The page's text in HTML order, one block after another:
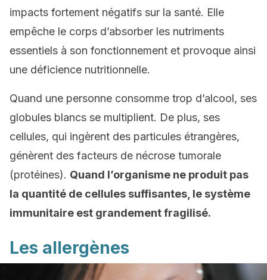
impacts fortement négatifs sur la santé. Elle
empêche le corps d’absorber les nutriments
essentiels à son fonctionnement et provoque ainsi
une déficience nutritionnelle.
Quand une personne consomme trop d’alcool, ses
globules blancs se multiplient. De plus, ses
cellules, qui ingèrent des particules étrangères,
génèrent des facteurs de nécrose tumorale
(protéines). Quand l’organisme ne produit pas
la quantité de cellules suffisantes, le système
immunitaire est grandement fragilisé.
Les allergènes